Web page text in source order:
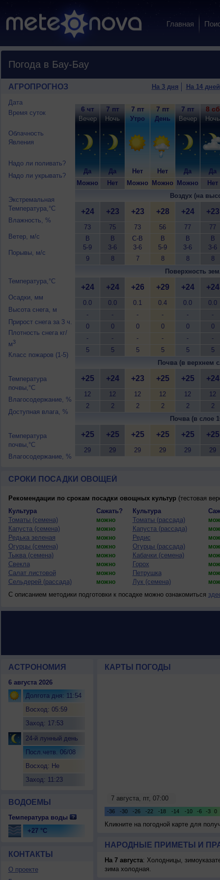
Главная
Погода в Бау-Бау
АГРОПРОГНОЗ На 3 дня На 14 дней
Дата
Время суток
Облачность
Явления
Надо ли поливать?
Надо ли укрывать?
Экстремальная
Температура,°C
Влажность, %
Ветер, м/с
Порывы, м/с
Температура,°C
Осадки, мм
Высота снега, м
Прирост снега за 3 ч.
Плотность снега кг/
м3
Класс пожаров (1-5)
Температура
почвы,°C
Влагосодержание, %
Доступная влага, %
Температура
почвы,°C
Влагосодержание, %
6 чт
Вечер
Да
Можно
7 пт
Ночь
Да
Нет
7 пт
Утро
Нет
Можно
7 пт
День
Нет
Можно
7 пт
Вечер
Да
Можно
8 сб
Ночь
Да
Нет
Воздух (на
+24
73
В
5-9
9
+23
75
В
3-6
8
+23
73
С-В
3-6
7
+28
56
В
5-9
8
+24
77
В
3-6
8
+23
77
В
3-6
8
Поверхность
+24
0.0
-
0
-
5
+24
0.0
-
0
-
5
+26
0.1
-
0
-
5
+29
0.4
-
0
-
5
+24
0.0
-
0
-
5
+24
0.0
-
0
-
5
Почва (в верхнем
+25
12
2
+24
12
2
+23
12
2
+25
12
2
+25
12
2
+24
12
2
Почва (в слое
+25
29
+25
29
+25
29
+25
29
+25
29
+25
29
СРОКИ ПОСАДКИ ОВОЩЕЙ
Рекомендации по срокам посадки овощных культур(тестовая
Культура
Сажать? Культура
Томаты (семена)
можно Томаты (рассада)
Капуста (семена) можно Капуста (рассада)
Редька зеленая можно Редис
Огурцы (семена) можно Огурцы (рассада)
Тыква (семена) можно Кабачки (семена)
Свекла можно Горох
Салат листовой можно Петрушка
Сельдерей (рассада) можно Лук (семена)
С описанием методики подготовки к посадке можно ознакомиться
АСТРОНОМИЯ
6 августа 2026
Долгота дня: 11:54
Восход: 05:59
Заход: 17:53
24-й лунный день
Посл.четв. 06/08
Восход: Не
Заход: 11:23
ВОДОЕМЫ
Температура воды
+27 °C
КОНТАКТЫ
О проекте
КАРТЫ ПОГОДЫ
Кликните на погодной карте для
НАРОДНЫЕ ПРИМЕТЫ И
На 7 августа: Холодницы,
зима холодная.